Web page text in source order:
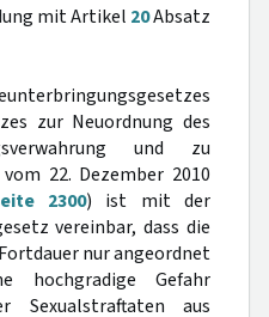
mit Artikel 20Absatz
zur Neuordnung des
und zu
22. Dezember 2010
2300) ist mit der
vereinbar, dass die
nur angeordnet
hochgradige Gefahr
Sexualstraftaten aus